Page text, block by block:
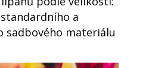
a
sadbového materiálu